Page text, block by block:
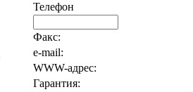
Телефон
Факс:
e-mail:
WWW-адрес:
Гарантия: